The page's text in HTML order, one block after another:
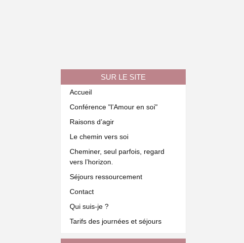
SUR LE SITE
Accueil
Conférence "l’Amour en soi"
Raisons d’agir
Le chemin vers soi
Cheminer, seul parfois, regard
vers l’horizon.
Séjours ressourcement
Contact
Qui suis-je ?
Tarifs des journées et séjours